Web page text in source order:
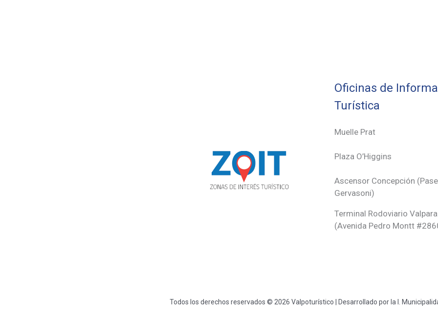
Oficinas de
Turística
Muelle Prat
Plaza O’Higgins
Ascensor Concepción (
Gervasoni)
Terminal Rodoviario
(Avenida Pedro Montt
Todos los derechos reservados © 2026 Valpoturístico | Desarrollado por la I.